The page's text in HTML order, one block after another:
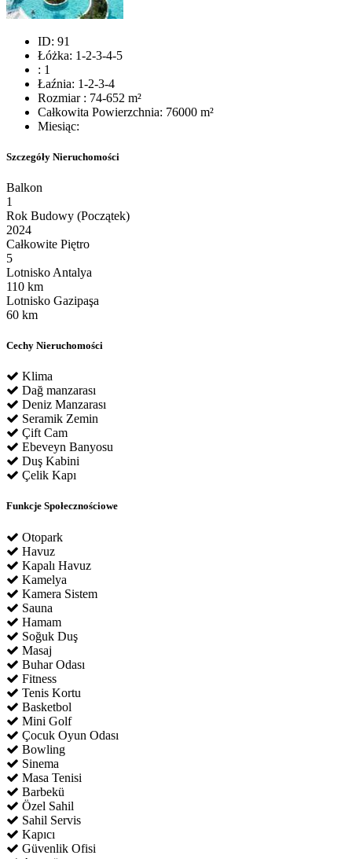
ID: 91
Łóżka: 1-2-3-4-5
: 1
Łaźnia: 1-2-3-4
Rozmiar : 74-652 m²
Całkowita Powierzchnia: 76000 m²
Miesiąc:
Szczegóły Nieruchomości
Balkon
1
Rok Budowy (Początek)
2024
Całkowite Piętro
5
Lotnisko Antalya
110 km
Lotnisko Gazipaşa
60 km
Cechy Nieruchomości
Klima
Dağ manzarası
Deniz Manzarası
Seramik Zemin
Çift Cam
Ebeveyn Banyosu
Duş Kabini
Çelik Kapı
Funkcje Społecznościowe
Otopark
Havuz
Kapalı Havuz
Kamelya
Kamera Sistem
Sauna
Hamam
Soğuk Duş
Masaj
Buhar Odası
Fitness
Tenis Kortu
Basketbol
Mini Golf
Çocuk Oyun Odası
Bowling
Sinema
Masa Tenisi
Barbekü
Özel Sahil
Sahil Servis
Kapıcı
Güvenlik Ofisi